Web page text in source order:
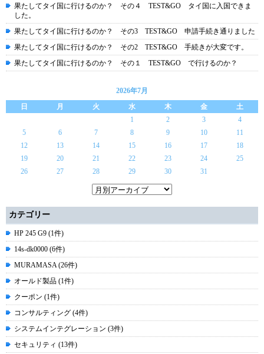
果たしてタイ国に行けるのか？ その４ TEST&GO タイ国に入国できま
した。
果たしてタイ国に行けるのか？ その3 TEST&GO 申請手続き通りました
果たしてタイ国に行けるのか？ その2 TEST&GO 手続きが大変です。
果たしてタイ国に行けるのか？ その１ TEST&GO で行けるのか？
2026年7月
日
月 火 水 木 金
土
1
2 3
4
5
6 7 8 9 10
11
12
13 14 15 16 17
18
19
20 21 22 23 24
25
26
27 28 29 30 31
カテゴリー
HP 245 G9 (1件)
14s-dk0000 (6件)
MURAMASA (26件)
オールド製品 (1件)
クーポン (1件)
コンサルティング (4件)
システムインテグレーション (3件)
セキュリティ (13件)